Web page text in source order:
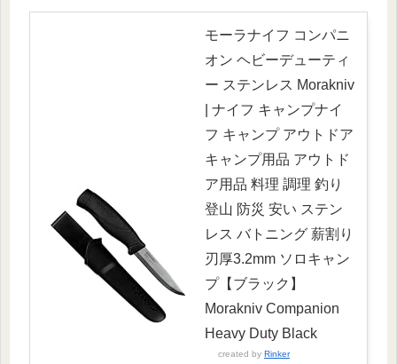
モーラナイフ コンパニ
オン ヘビーデューティ
ー ステンレス Morakniv
| ナイフ キャンプナイ
フ キャンプ アウトドア
キャンプ用品 アウトド
ア用品 料理 調理 釣り
登山 防災 安い ステン
レス バトニング 薪割り
刃厚3.2mm ソロキャン
プ【ブラック】
Morakniv Companion
Heavy Duty Black
created by Rinker